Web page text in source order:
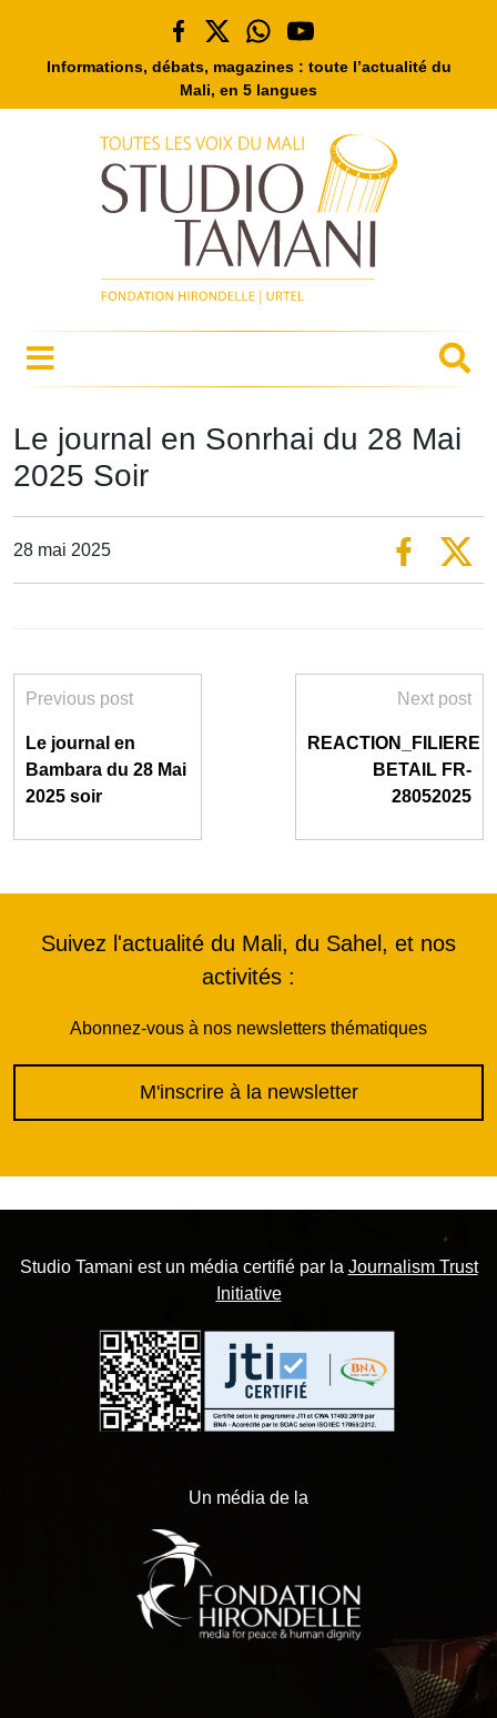
Informations, débats, magazines : toute l’actualité du
Mali, en 5 langues
Le journal en Sonrhai du 28 Mai
2025 Soir
28 mai 2025
Previous post
Le journal en
Bambara du 28 Mai
2025 soir
Next post
REACTION_FILIERE
BETAIL FR-
28052025
Suivez l'actualité du Mali, du Sahel, et nos
activités :
Abonnez-vous à nos newsletters thématiques
M'inscrire à la newsletter
Studio Tamani est un média certifié par la Journalism Trust
Initiative
Un média de la